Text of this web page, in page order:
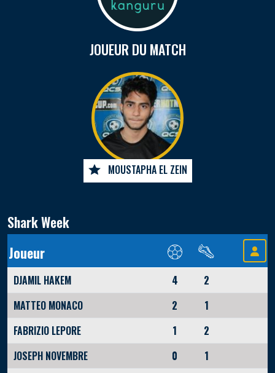
JOUEUR DU MATCH
MOUSTAPHA EL ZEIN
Shark Week
Joueur
DJAMIL HAKEM 4
2
MATTEO MONACO
2
1
FABRIZIO LEPORE
1
2
JOSEPH NOVEMBRE
0
1